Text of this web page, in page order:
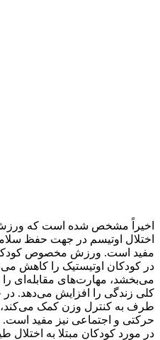
اخیراً مشخص شده است که ورزش
اختلال اوتیسم در جهت حفظ
مفید است. ورزش مخصوص
در کودکان اوتیستیک را کاهش
می‌بخشد، مهارت‌های مقابله‌ای
کلی زندگی را افزایش می‌دهد.
طرف به کنترل وزن کمک
حرکتی و اجتماعی نیز مفید است.
در مورد کودکان مبتلا به اختلال